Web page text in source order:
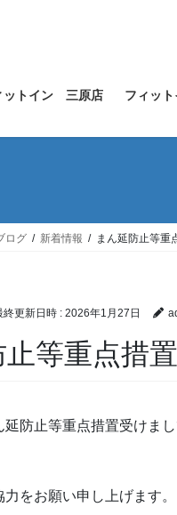
ットイン 三原店 フィッ
ログ 新着情報 まん延防止等重
終更新日時 : 2026年1月27日
止等重点措
延防止等重点措置受けま
をお願い申し上げます。